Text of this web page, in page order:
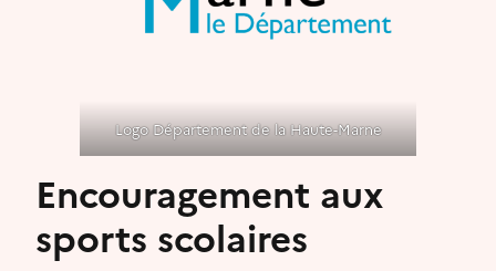
Logo Département de la Haute-Marne
Encouragement aux
sports scolaires